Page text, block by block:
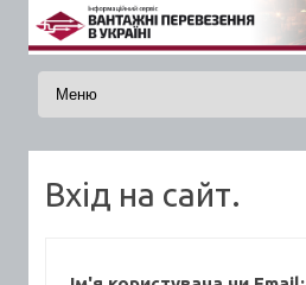
Skip to content
Вхід на сайт.